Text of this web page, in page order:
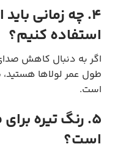
۴. چه زمانی
استفاده کنیم؟
اگر به دنبال کاهش
طول عمر لولاها هستید،
است.
۵. رنگ تیره
است؟